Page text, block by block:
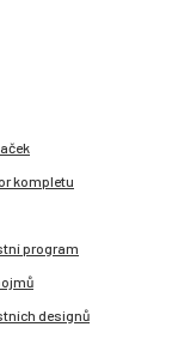
kompletu
program
designů